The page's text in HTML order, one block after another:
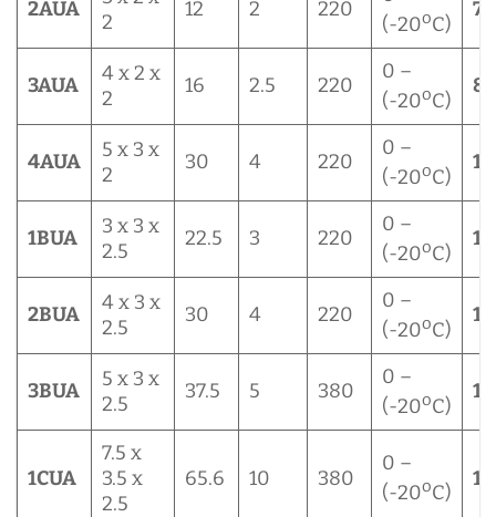
2AUA
2
12 2 220
(-20oC)
3AUA
4 x 2 x
2
16 2.5 220
0 –
(-20oC)
4AUA
5 x 3 x
2
30 4 220
0 –
(-20oC)
1BUA
3 x 3 x
2.5
22.5 3 220
0 –
(-20oC)
2BUA
4 x 3 x
2.5
30 4 220
0 –
(-20oC)
3BUA
5 x 3 x
2.5
37.5 5 380
0 –
(-20oC)
1CUA
7.5 x
3.5 x
2.5
65.6 10 380
0 –
(-20oC)